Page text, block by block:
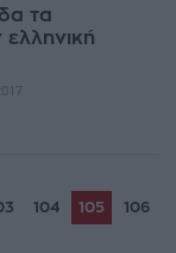
τα
ελληνική
104 105 106